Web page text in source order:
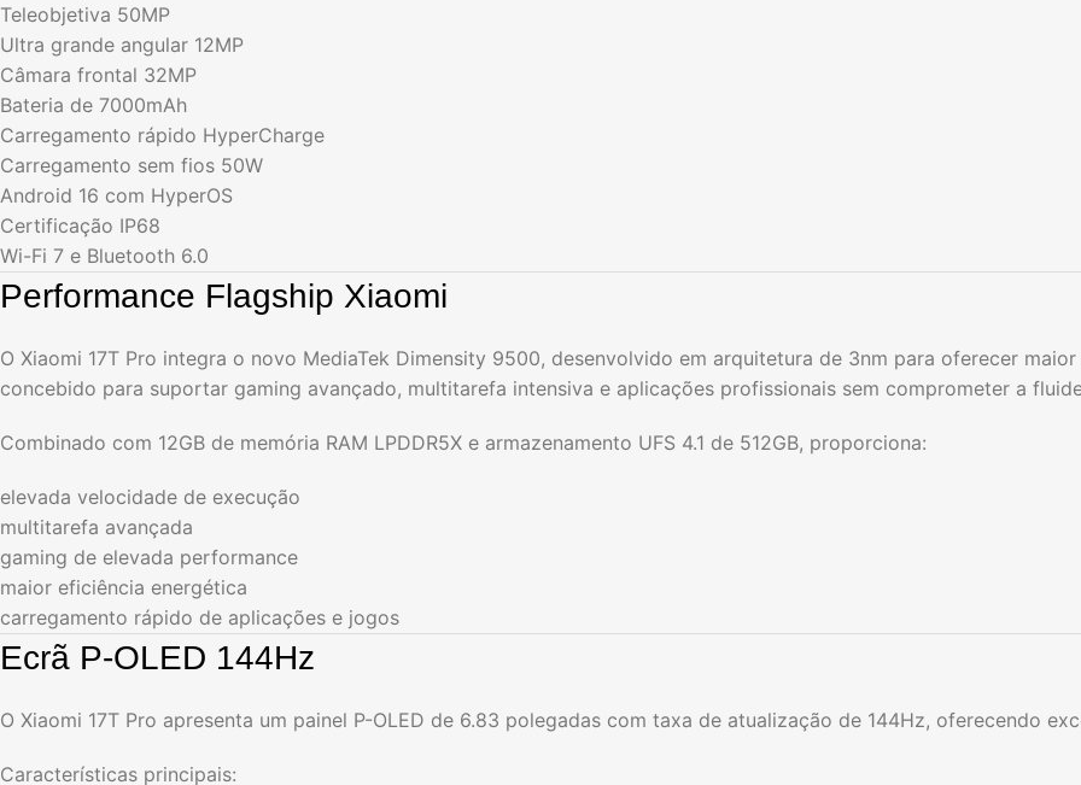
Teleobjetiva 50MP
Ultra grande angular 12MP
Câmara frontal 32MP
Bateria de 7000mAh
Carregamento rápido HyperCharge
Carregamento sem fios 50W
Android 16 com HyperOS
Certificação IP68
Wi-Fi 7 e Bluetooth 6.0
Performance Flagship Xiaomi
O Xiaomi 17T Pro integra o novo MediaTek Dimensity 9500, desenvolvido em arquitetura de 3nm para oferecer
concebido para suportar gaming avançado, multitarefa intensiva e aplicações profissionais sem comprometer a
Combinado com 12GB de memória RAM LPDDR5X e armazenamento UFS 4.1 de 512GB, proporciona:
elevada velocidade de execução
multitarefa avançada
gaming de elevada performance
maior eficiência energética
carregamento rápido de aplicações e jogos
Ecrã P-OLED 144Hz
O Xiaomi 17T Pro apresenta um painel P-OLED de 6.83 polegadas com taxa de atualização de 144Hz, oferecendo
Características principais: